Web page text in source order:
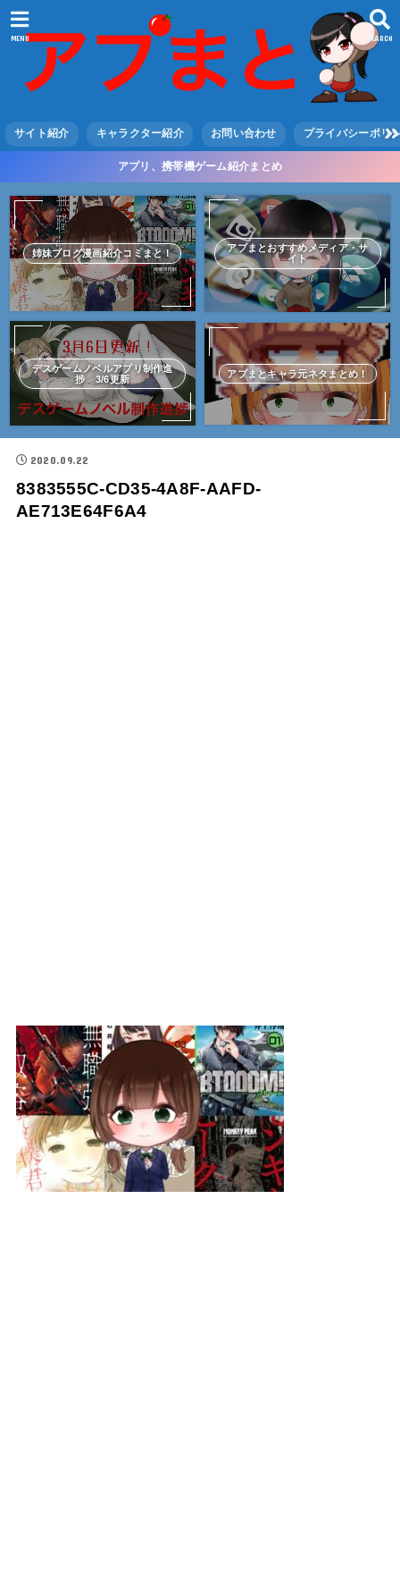
SEARCH
MENU
サイト紹介 キャラクター紹介 お問い合わせ プライバシーポリ
アプリ、携帯機ゲーム紹介まとめ
姉妹ブログ漫画紹介コミまと！
アプまとおすすめメディア・サ
イト
デスゲームノベルアプリ制作進
捗 3/6更新
アプまとキャラ元ネタまとめ！
2020.09.22
8383555C-CD35-4A8F-AAFD-
AE713E64F6A4